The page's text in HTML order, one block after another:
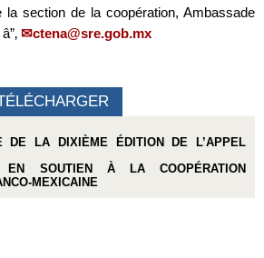
section de la coopération, Ambassade
ctena@sre.gob.mx
DE LA DIXIÈME ÉDITION DE L’APPEL
SOUTIEN À LA COOPÉRATION
MEXICAINE